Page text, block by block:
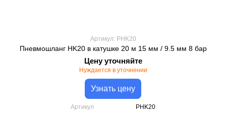
Артикул: PHK20
Пневмошланг HK20 в катушке 20 м 15 мм / 9.5 мм 8 бар
Цену уточняйте
Нуждается в уточнении
Узнать цену
Артикул
PHK20